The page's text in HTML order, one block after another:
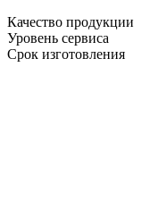
Качество продукции
Уровень сервиса
Срок изготовления